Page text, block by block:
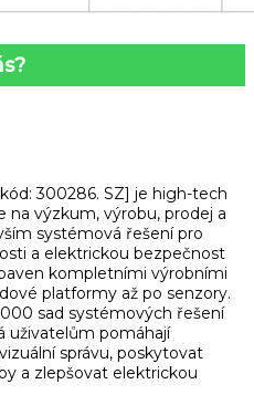
300286. SZ] je high-tech
na výzkum, výrobu, prodej a
systémová řešení pro
a elektrickou bezpečnost
kompletními výrobními
platformy až po senzory.
sad systémových řešení
uživatelům pomáhají
správu, poskytovat
a zlepšovat elektrickou